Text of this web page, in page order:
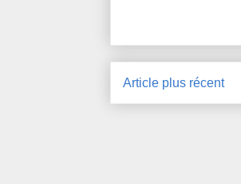
Article plus récent